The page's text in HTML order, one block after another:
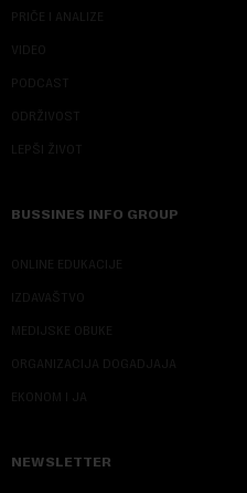
PRIČE I ANALIZE
VIDEO
PODCAST
ODRŽIVOST
LEPŠI ŽIVOT
BUSSINES INFO GROUP
ONLINE EDUKACIJE
IZDAVAŠTVO
MEDIJSKE OBUKE
ORGANIZACIJA DOGADJAJA
EKONOM I JA
NEWSLETTER